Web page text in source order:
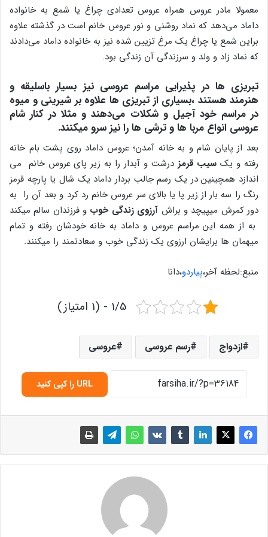
معمولا مادر عروس همراه عروس تعدادی چراغ یا شمع به خانواده
داماد می‌دهد که نماد روشنی و نور عروس خانم است در گذشته علاوه
براین شمع یا چراغ یک مرغ تزیین شده نیز به خانواده داماد می‌دادند
که نماد زاد و ولد و سرزندگی آن زندگی بود.
تبریزی ها در پذیرایی مراسم عروسی نیز بسیار باسلیقه و
هنرمند هستند ،بسیاری از تبریزی ها علاوه بر شیرینی و میوه
در مراسم خود آجیل و شکلات می‌دهند و مثلا در کنار شام
عروسی انواع مربا ها و ترشی ها را نیز سرو میکنند.
بعد از پایان شام و به خانه آمدن؛ عروس داماد روی پشت بام خانه
رفته و یکسیب قرمز درشت و آبدار را به زیر پای عروس خانم می
اندازد همچینین در یک رسم جالب بردار داماد یک شال یا پارچه قرمز
رنگ را سه بار از زیر پا یا بالای سر عروس خانم رد کرد و بعد آن را به
دور کمرش میپیچد و براش آرزوی زندگی خوب و فرزندان سالم میکند
به از همه این مراسم عروس و داماد به خانه خودشان رفته و تمام
میهمان ها برایشان ارزوی یک زندگی خوب و سعادتمند را میکنند.
منبع:لحظه آخر،پیاردو،دانا
1/5 - (1 امتیاز)
ازدواج رسم عروسی عروسی
URL را کپی کنید